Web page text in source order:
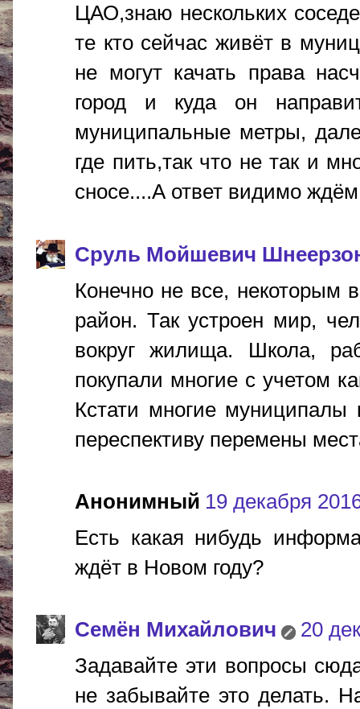
ЦАО,знаю нескольких
те кто сейчас живёт в
не могут качать права
город и куда он
муниципальные метры,
где пить,так что не так и
сносе....А ответ видимо
Сруль Мойшевич
Конечно не все, некоторым
район. Так устроен мир,
вокруг жилища. Школа,
покупали многие с учетом
Кстати многие муниципалы
переспективу перемены
Анонимный 19 декабря
Есть какая нибудь
ждёт в Новом году?
Cемён Михайлович
20
Задавайте эти вопросы
не забывайте это делать.